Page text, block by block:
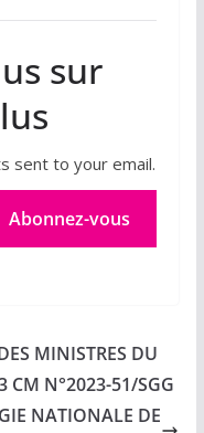
sur
sent to your email.
Abonnez-vous
MINISTRES DU
CM N°2023-51/SGG
NATIONALE DE